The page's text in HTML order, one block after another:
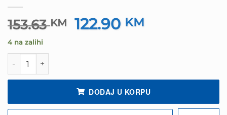
153.63KM
Izvorna
cijena
122.90 KM
4 na zalihi
Miš LOGITECH G304 Lightspeed Wireless Black 910-
DODAJ U KORPU